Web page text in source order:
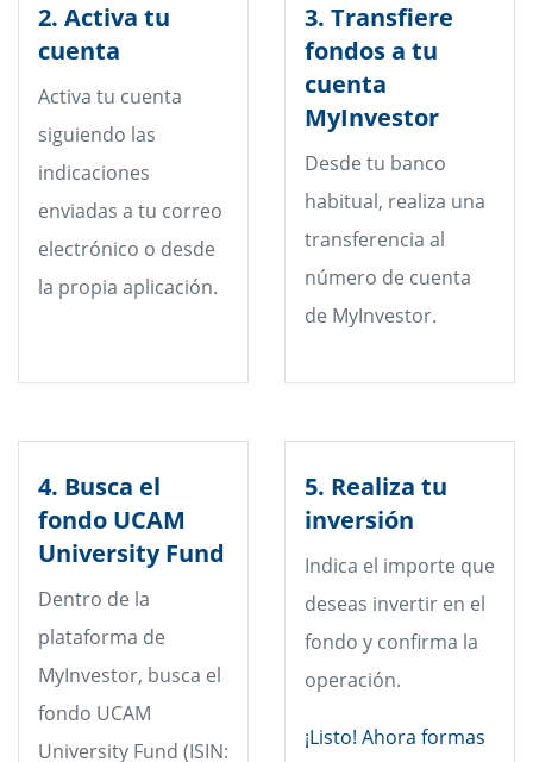
2. Activa tu
cuenta
Activa tu cuenta
siguiendo las
indicaciones
enviadas a tu correo
electrónico o desde
la propia aplicación.
3. Transfiere
fondos a tu
cuenta
MyInvestor
Desde tu banco
habitual, realiza una
transferencia al
número de cuenta
de MyInvestor.
4. Busca el
fondo UCAM
University Fund
Dentro de la
plataforma de
MyInvestor, busca el
fondo UCAM
University Fund (ISIN:
5. Realiza tu
inversión
Indica el importe que
deseas invertir en el
fondo y confirma la
operación.
¡Listo! Ahora formas